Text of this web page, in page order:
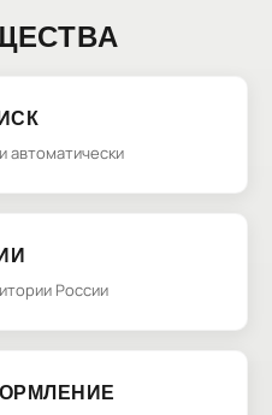
автоматически
России